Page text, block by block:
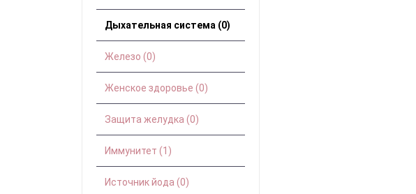
Дыхательная система (0)
Железо (0)
Женское здоровье (0)
Защита желудка (0)
Иммунитет (1)
Источник йода (0)